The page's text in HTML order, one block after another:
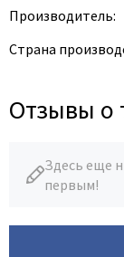
Производитель:
Страна
Отзывы о
Здесь еще
первым!